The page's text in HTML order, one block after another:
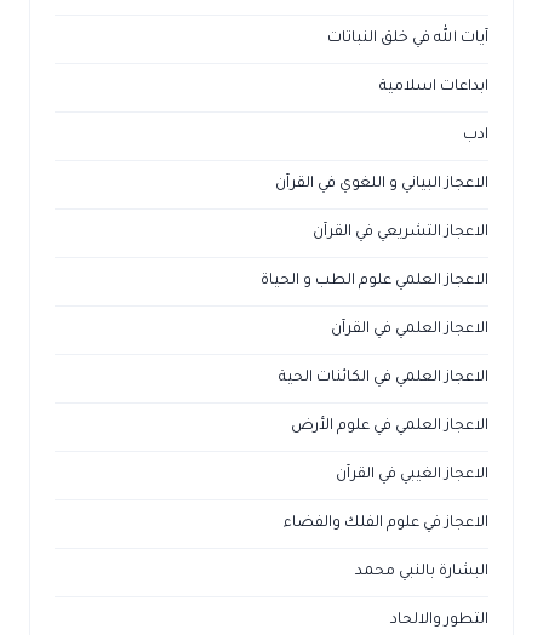
آيات الله في خلق النباتات
ابداعات اسلامية
ادب
الاعجاز البياني و اللغوي في القرآن
الاعجاز التشريعي في القرآن
الاعجاز العلمي علوم الطب و الحياة
الاعجاز العلمي في القرآن
الاعجاز العلمي في الكائنات الحية
الاعجاز العلمي في علوم الأرض
الاعجاز الغيبي في القرآن
الاعجاز في علوم الفلك والفضاء
البشارة بالنبي محمد
التطور والالحاد